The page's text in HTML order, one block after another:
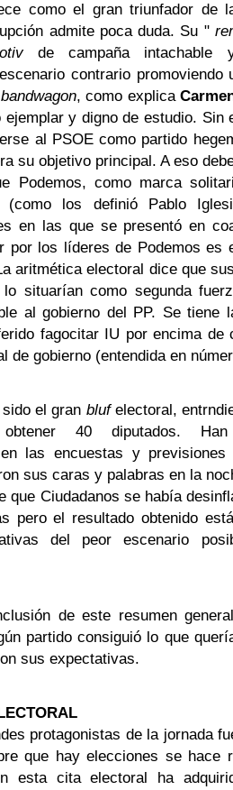
como el gran triunfador de
admite poca duda. Su "
de campaña intachable
contrario promoviendo
bandwagon, como explica
ejemplar y digno de estudio. Sin
al PSOE como partido
su objetivo principal. A eso
Podemos, como marca
(como los definió Pablo
en las que se presentó en
por los líderes de Podemos es
aritmética electoral dice que
situarían como segunda
al gobierno del PP. Se tiene
fagocitar IU por encima de
de gobierno (entendida en
sido el gran blufelectoral,
40 diputados. Han
las encuestas y previsiones
sus caras y palabras en la
que Ciudadanos se había
pero el resultado obtenido
del peor escenario
de este resumen
partido consiguió lo que
sus expectativas.
protagonistas de la jornada
que hay elecciones se hace
esta cita electoral ha